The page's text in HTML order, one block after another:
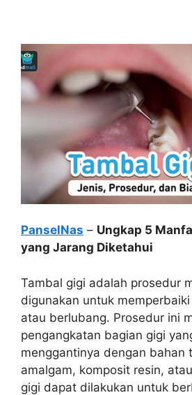
PanselNas – Ungkap 5
yang Jarang Diketahui
Tambal gigi adalah prosedur
digunakan untuk
atau berlubang. Prosedur ini
pengangkatan bagian gigi
menggantinya dengan bahan
amalgam, komposit resin,
gigi dapat dilakukan untuk